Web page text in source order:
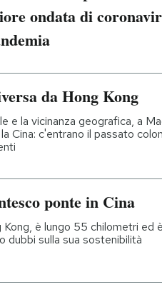
ondata di
da Hong Kong
e la vicinanza geografica, a
Cina: c'entrano il passato
ponte in Cina
è lungo 55 chilometri ed
dubbi sulla sua sostenibilità